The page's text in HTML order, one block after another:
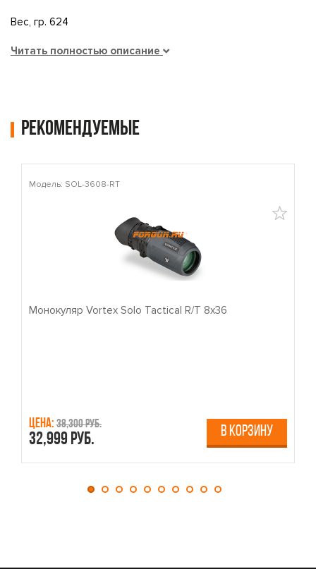
Вес, гр. 624
Читать полностью описание
Рекомендуемые
Модель: SOL-3608-RT
Монокуляр Vortex Solo Tactical R/T 8x36
Цена: 38,300 руб.
32,999 руб. В КОРЗИНУ